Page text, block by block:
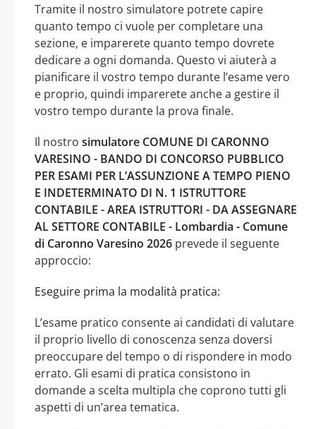
Tramite il nostro simulatore potrete capire
quanto tempo ci vuole per completare una
sezione, e imparerete quanto tempo dovrete
dedicare a ogni domanda. Questo vi aiuterà a
pianificare il vostro tempo durante l’esame vero
e proprio, quindi imparerete anche a gestire il
vostro tempo durante la prova finale.
Il nostro simulatore COMUNE DI CARONNO
VARESINO - BANDO DI CONCORSO PUBBLICO
PER ESAMI PER L’ASSUNZIONE A TEMPO PIENO
E INDETERMINATO DI N. 1 ISTRUTTORE
CONTABILE - AREA ISTRUTTORI - DA ASSEGNARE
AL SETTORE CONTABILE - Lombardia - Comune
di Caronno Varesino 2026 prevede il seguente
approccio:
Eseguire prima la modalità pratica:
L’esame pratico consente ai candidati di valutare
il proprio livello di conoscenza senza doversi
preoccupare del tempo o di rispondere in modo
errato. Gli esami di pratica consistono in
domande a scelta multipla che coprono tutti gli
aspetti di un’area tematica.